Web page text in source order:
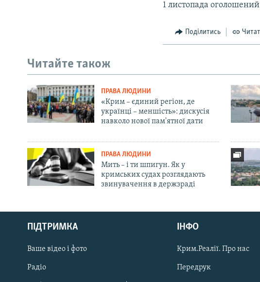
Русский
Qırımtatar
ДОЛУЧАЙСЯ!
1 листопада
Поділитись
Читайте також
ПРАВА ЛЮДИНИ
«Крим – єдиний регіон, де
українці – меншість»: дискусія
навколо нової пам'ятної дати
ПРАВА ЛЮДИНИ
Мить – і ти шпигун. Як у
кримських судах розглядають
звинувачення в держзраді
ПІДТРИМКА
Ваше відео і фото
Радіо
ІНФО
Крим.Реалії. Про нас
Передрук